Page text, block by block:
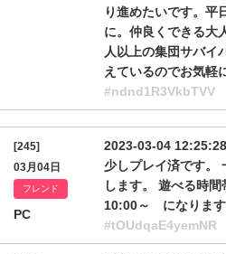
り進めたいです。平
に。仲良くできる大
人以上の集団サバイ
えているのでお気軽
#ndnd1R3VkbTVV
[245]
03月04日
フレンド
PC
2023-03-04 12:25:28
少しプレイ済です。
します。 遊べる時
10:00～ になりま
#tOUdqaE4yemNR